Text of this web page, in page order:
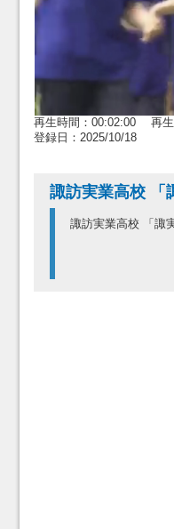
再生時間：00:02:00 再生
登録日：2025/10/18
諏訪実業高校 「
諏訪実業高校 「諏